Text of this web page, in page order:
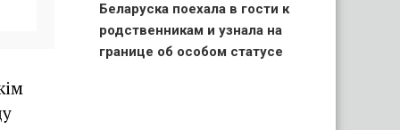
Беларуска поехала в гости к
родственникам и узнала на
границе об особом статусе